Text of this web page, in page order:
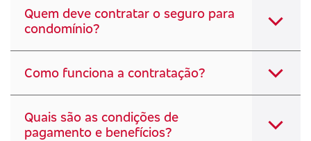
Quem deve contratar o seguro para
condomínio?
Como funciona a contratação?
Quais são as condições de
pagamento e benefícios?